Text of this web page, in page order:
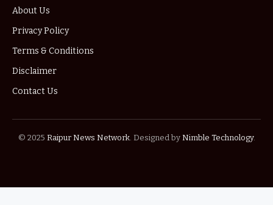
About Us
Privacy Policy
Terms & Conditions
Disclaimer
Contact Us
© 2025 Raipur News Network. Designed by Nimble Technology.